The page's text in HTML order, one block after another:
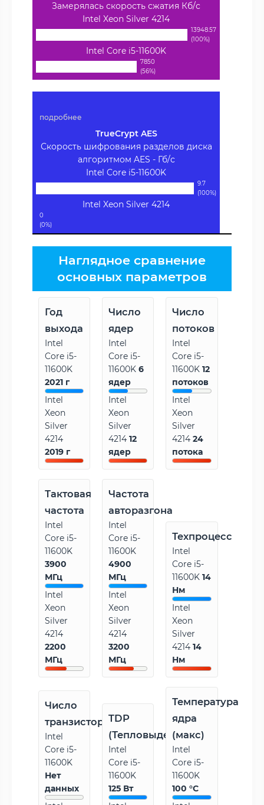
Замерялась скорость сжатия Кб/с
Intel Xeon Silver 4214
13948.57
(100%)
Intel Core i5-11600K
7850
(56%)
подробнее
TrueCrypt AES
Скорость шифрования разделов диска
алгоритмом AES - Гб/с
Intel Core i5-11600K
9.7
(100%)
Intel Xeon Silver 4214
0
(0%)
Наглядное сравнение
основных параметров
Год
выхода
Intel
Core i5-
11600K
2021 г
Intel
Xeon
Silver
4214
2019 г
Число
ядер
Intel
Core i5-
11600K6
ядер
Intel
Xeon
Silver
421412
ядер
Число
потоков
Intel
Core i5-
11600K12
потоков
Intel
Xeon
Silver
421424
потока
Тактовая
частота
Intel
Core i5-
11600K
3900
МГц
Intel
Xeon
Silver
4214
2200
МГц
Частота
авторазгона
Intel
Core i5-
11600K
4900
МГц
Intel
Xeon
Silver
4214
3200
МГц
Техпроцесс
Intel
Core i5-
11600K14
Нм
Intel
Xeon
Silver
421414
Нм
Число
транзисторов
Intel
Core i5-
11600K
Нет
данных
TDP
(Тепловыделение)
Intel
Core i5-
11600K
125 Вт
Температура
ядра
(макс)
Intel
Core i5-
11600K
100 °C